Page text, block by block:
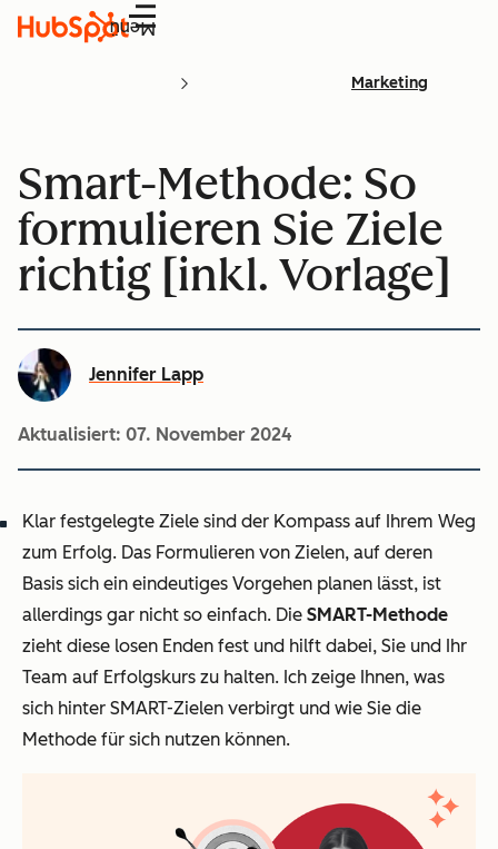
Menü
Marketing
Smart-Methode: So
formulieren Sie Ziele
richtig [inkl. Vorlage]
Jennifer Lapp
Aktualisiert: 07. November 2024
Klar festgelegte Ziele sind der Kompass auf Ihrem Weg
zum Erfolg. Das Formulieren von Zielen, auf deren
Basis sich ein eindeutiges Vorgehen planen lässt, ist
allerdings gar nicht so einfach. Die SMART-Methode
zieht diese losen Enden fest und hilft dabei, Sie und Ihr
Team auf Erfolgskurs zu halten. Ich zeige Ihnen, was
sich hinter SMART-Zielen verbirgt und wie Sie die
Methode für sich nutzen können.